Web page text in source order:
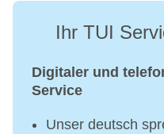
Ihr TUI
Digitaler und
Service
Unser deutsch